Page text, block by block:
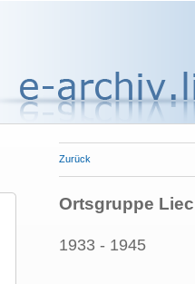
Zurück
Ortsgruppe
1933 - 1945